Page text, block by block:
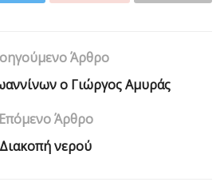
Άρθρο
ο Γιώργος Αμυράς
Επόμενο Άρθρο
Διακοπή νερού